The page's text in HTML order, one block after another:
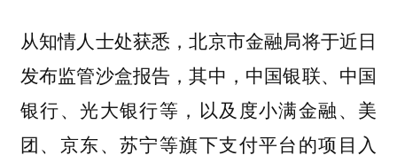
从知情人士处获悉，北京市金融局将于近日
发布监管沙盒报告，其中，中国银联、中国
银行、光大银行等，以及度小满金融、美
团、京东、苏宁等旗下支付平台的项目入